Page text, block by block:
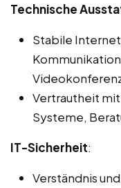
Technische
Stabile
Vertrautheit
Systeme,
IT-Sicherheit:
Verständnis